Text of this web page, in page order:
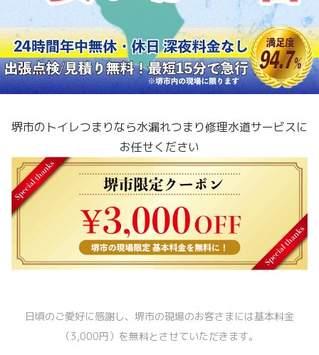
堺市のトイレつまりなら水漏れつまり修理水道サービスに
お任せください
日頃のご愛好に感謝し、堺市の現場のお客さまには基本料金
（3,000円）を無料とさせていただきます。